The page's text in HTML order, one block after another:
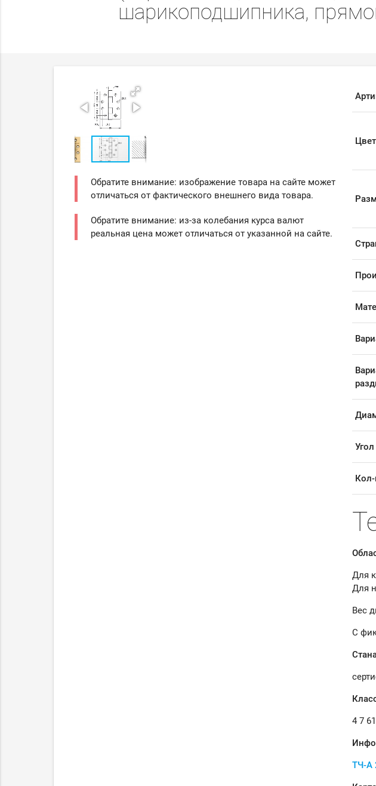
шарикоподшипника,
Обратите внимание: изображение товара на сайте может
отличаться от фактического внешнего вида товара.
Обратите внимание: из-за колебания курса валют
реальная цена может отличаться от указанной на сайте.
Кол-
Для
Для
Вес
С
4 7
ТЧ-А